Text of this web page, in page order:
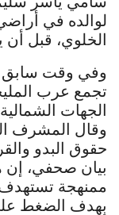
لوالده في
الخلوي، قبل أن يسرقوا
وفي وقت سابق
تجمع عرب
الجهات
وقال المشرف
حقوق البدو
بيان صحفي، إن
ممنهجة تستهدف
بهدف الضغط